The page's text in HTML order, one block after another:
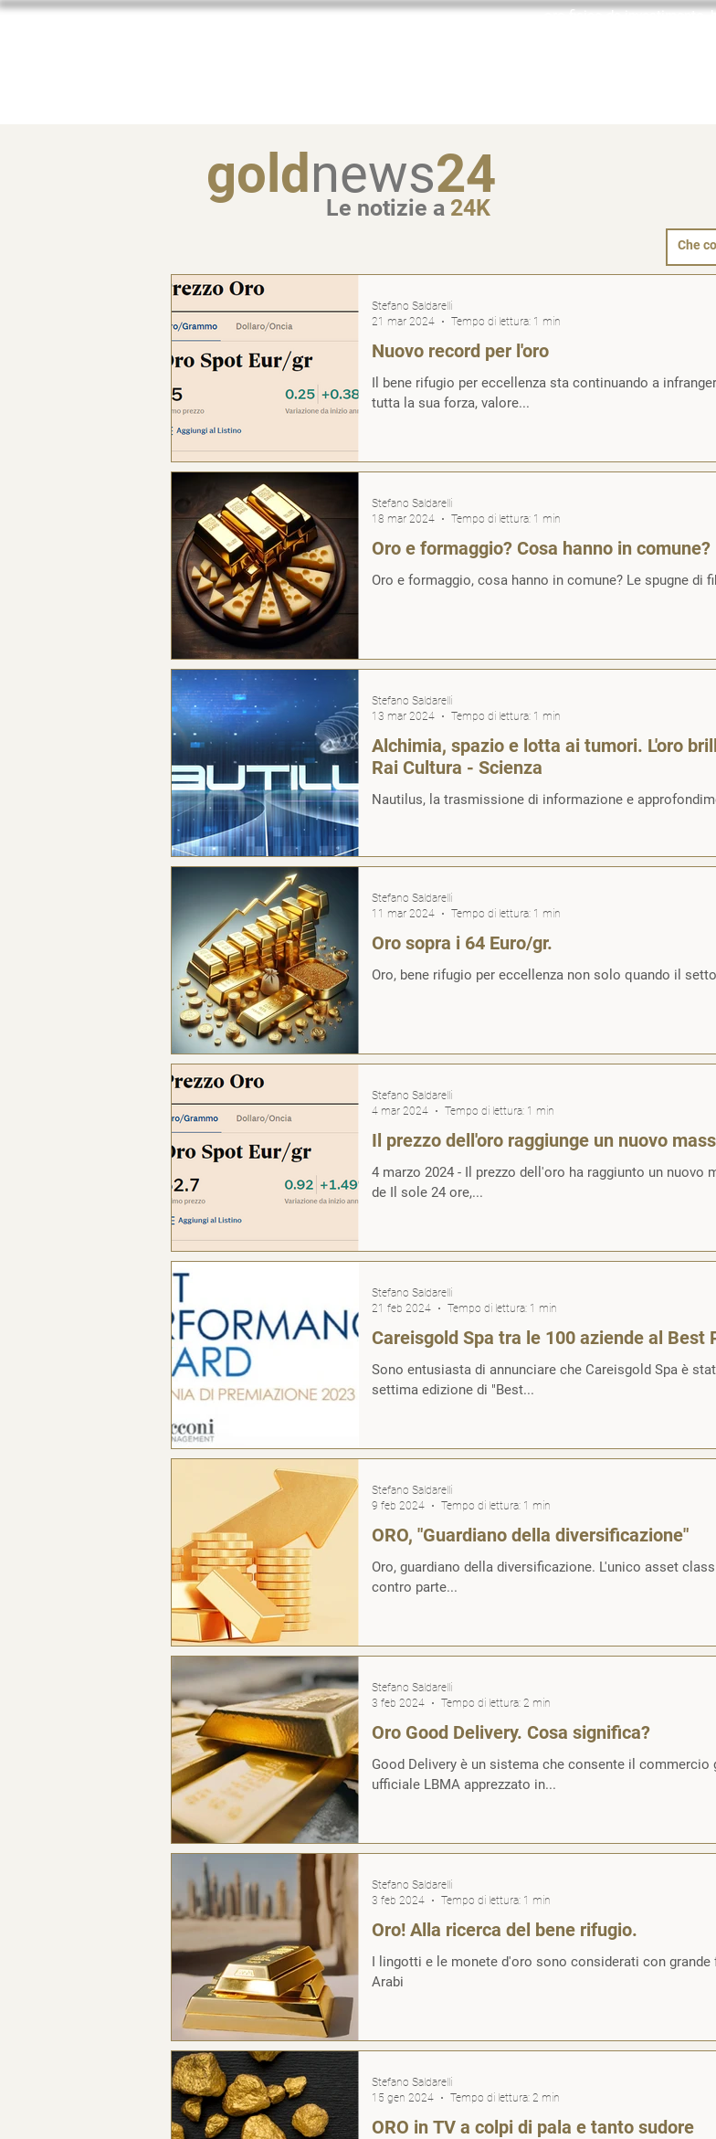
oro fisico da investimento,
gold news24
Le notizie a 24K
Nuovo record per l'oro
Il bene rifugio per eccellenza sta continuando a
tutta la sua forza, valore...
Stefano Saldarelli
21 mar 2024
Tempo di lettura: 1 min
Oro e formaggio? Cosa hanno in comune?
Oro e formaggio, cosa hanno in comune? Le spugne di
Stefano Saldarelli
18 mar 2024
Tempo di lettura: 1 min
Alchimia, spazio e lotta ai tumori. L'oro
Rai Cultura - Scienza
Nautilus, la trasmissione di informazione e
Stefano Saldarelli
13 mar 2024
Tempo di lettura: 1 min
Oro sopra i 64 Euro/gr.
Oro, bene rifugio per eccellenza non solo quando il
Stefano Saldarelli
11 mar 2024
Tempo di lettura: 1 min
Il prezzo dell'oro raggiunge un nuovo
4 marzo 2024 - Il prezzo dell'oro ha raggiunto un nuovo
de Il sole 24 ore,...
Stefano Saldarelli
4 mar 2024
Tempo di lettura: 1 min
Careisgold Spa tra le 100 aziende al Best
Sono entusiasta di annunciare che Careisgold Spa è
settima edizione di "Best...
Stefano Saldarelli
21 feb 2024
Tempo di lettura: 1 min
ORO, "Guardiano della diversificazione"
Oro, guardiano della diversificazione. L'unico asset
contro parte...
Stefano Saldarelli
9 feb 2024
Tempo di lettura: 1 min
Oro Good Delivery. Cosa significa?
Good Delivery è un sistema che consente il
ufficiale LBMA apprezzato in...
Stefano Saldarelli
3 feb 2024
Tempo di lettura: 2 min
Oro! Alla ricerca del bene rifugio.
I lingotti e le monete d'oro sono considerati con
Arabi
Stefano Saldarelli
3 feb 2024
Tempo di lettura: 1 min
ORO in TV a colpi di pala e tanto sudore
Stefano Saldarelli
15 gen 2024
Tempo di lettura: 2 min